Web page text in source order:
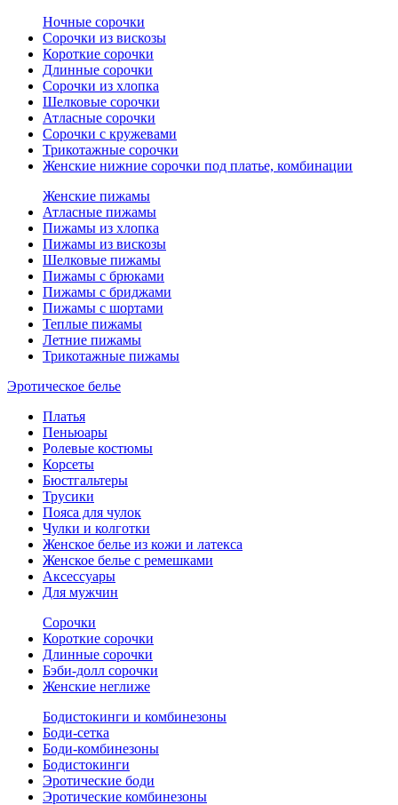
Ночные сорочки
Сорочки из вискозы
Короткие сорочки
Длинные сорочки
Сорочки из хлопка
Шелковые сорочки
Атласные сорочки
Сорочки с кружевами
Трикотажные сорочки
Женские нижние сорочки под платье, комбинации
Женские пижамы
Атласные пижамы
Пижамы из хлопка
Пижамы из вискозы
Шелковые пижамы
Пижамы с брюками
Пижамы с бриджами
Пижамы с шортами
Теплые пижамы
Летние пижамы
Трикотажные пижамы
Эротическое белье
Платья
Пеньюары
Ролевые костюмы
Корсеты
Бюстгальтеры
Трусики
Пояса для чулок
Чулки и колготки
Женское белье из кожи и латекса
Женское белье с ремешками
Аксессуары
Для мужчин
Сорочки
Короткие сорочки
Длинные сорочки
Бэби-долл сорочки
Женские неглиже
Бодистокинги и комбинезоны
Боди-сетка
Боди-комбинезоны
Бодистокинги
Эротические боди
Эротические комбинезоны